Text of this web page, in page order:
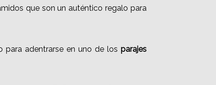
que son un auténtico regalo para
para adentrarse en uno de los parajes